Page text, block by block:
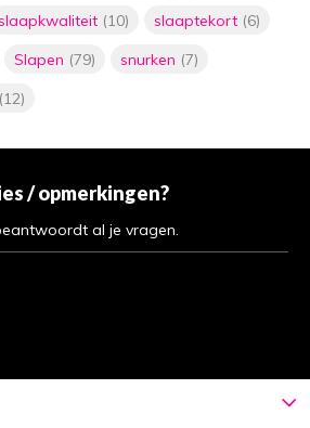
(10) slaaptekort (6)
Slapen (79) snurken (7)
(12)
/ opmerkingen?
al je vragen.